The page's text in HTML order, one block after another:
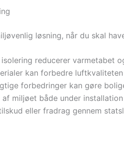
løsning, når du skal
reducerer varmetabet
kan forbedre
forbedringer kan gøre
af miljøet både under
eller fradrag gennem